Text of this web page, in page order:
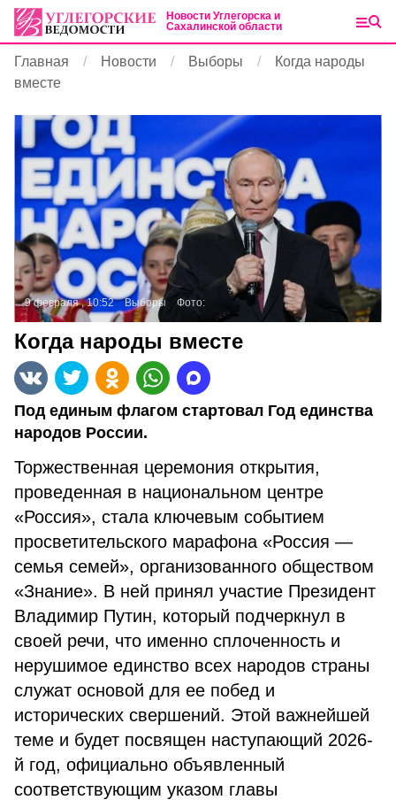
Новости Углегорска и
Сахалинской области
Главная Новости Выборы
Когда народы
вместе
9 февраля , 10:52 Выборы Фото:
Когда народы вместе
Под единым флагом стартовал Год единства
народов России.
Торжественная церемония открытия,
проведенная в национальном центре
«Россия», стала ключевым событием
просветительского марафона «Россия —
семья семей», организованного обществом
«Знание». В ней принял участие Президент
Владимир Путин, который подчеркнул в
своей речи, что именно сплоченность и
нерушимое единство всех народов страны
служат основой для ее побед и
исторических свершений. Этой важнейшей
теме и будет посвящен наступающий 2026-
й год, официально объявленный
соответствующим указом главы